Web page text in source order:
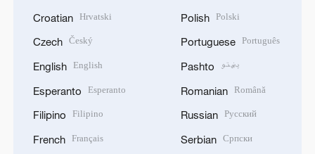
Croatian Hrvatski
Czech Český
English English
Esperanto Esperanto
Filipino Filipino
French Français
Polish Polski
Portuguese Português
Pashto پښتو
Romanian Română
Russian Русский
Serbian Српски